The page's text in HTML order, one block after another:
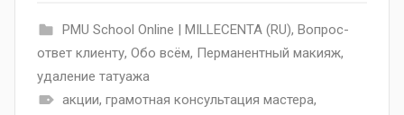
PMU School Online | MILLECENTA (RU), Вопрос-
ответ клиенту, Обо всём, Перманентный макияж,
удаление татуажа
акции, грамотная консультация мастера,